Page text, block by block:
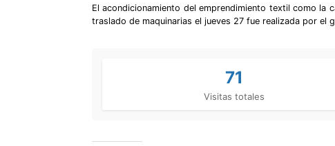
El acondicionamiento del emprendimiento textil como la
traslado de maquinarias el jueves 27 fue realizada por el
71
Visitas totales